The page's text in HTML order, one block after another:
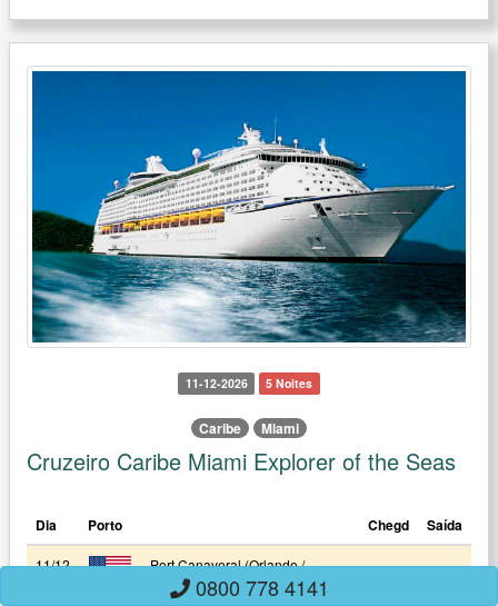
11-12-2026 5 Noites
Caribe Miami
Cruzeiro Caribe Miami Explorer of the Seas
Dia Porto Chegd Saída
11/12
Port Canaveral (Orlando /
Estados Unidos)
0800 778 4141